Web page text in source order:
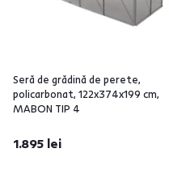
Seră de grădină de perete,
policarbonat, 122x374x199 cm,
MABON TIP 4
1.895 lei